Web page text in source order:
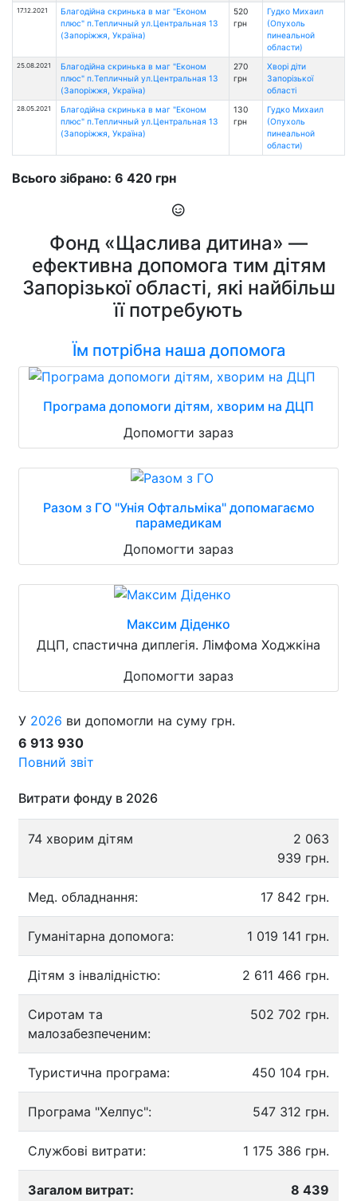
17.12.2021
Благодійна скринька в маг "Економ
плюс" п.Тепличный ул.Центральная 13
(Запоріжжя, Україна)
520
грн
Гудко Михаил
(Опухоль
пинеальной
области)
25.08.2021
Благодійна скринька в маг "Економ
плюс" п.Тепличный ул.Центральная 13
(Запоріжжя, Україна)
270
грн
Хворі діти
Запорізької
області
28.05.2021
Благодійна скринька в маг "Економ
плюс" п.Тепличный ул.Центральная 13
(Запоріжжя, Україна)
130
грн
Гудко Михаил
(Опухоль
пинеальной
области)
Всього зібрано: 6 420 грн
Фонд «Щаслива дитина» —
ефективна допомога тим дітям
Запорізької області, які найбільш
її потребують
Їм потрібна наша допомога
Програма допомоги дітям, хворим на ДЦП
Допомогти зараз
Разом з ГО "Унія Офтальміка" допомагаємо
парамедикам
Допомогти зараз
Максим Діденко
ДЦП, спастична диплегія. Лімфома Ходжкіна
Допомогти зараз
У 2026 ви допомогли на суму грн.
6 913 930
Повний звіт
Витрати фонду в 2026
74 хворим дітям
2 063
939 грн.
Мед. обладнання: 17 842 грн.
Гуманітарна допомога: 1 019 141 грн.
Дітям з інвалідністю: 2 611 466 грн.
Сиротам та
малозабезпеченим:
502 702 грн.
Туристична програма: 450 104 грн.
Програма "Хелпус": 547 312 грн.
Службові витрати: 1 175 386 грн.
Загалом витрат: 8 439